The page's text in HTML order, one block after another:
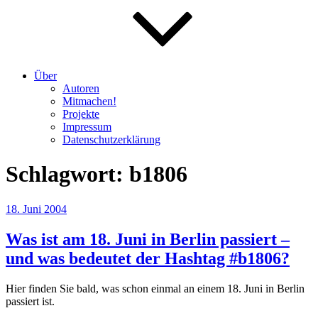
Über
Autoren
Mitmachen!
Projekte
Impressum
Datenschutzerklärung
Schlagwort: b1806
Veröffentlicht
18. Juni 2004
Was ist am 18. Juni in Berlin passiert –
und was bedeutet der Hashtag #b1806?
Hier finden Sie bald, was schon einmal an einem 18. Juni in Berlin
passiert ist.